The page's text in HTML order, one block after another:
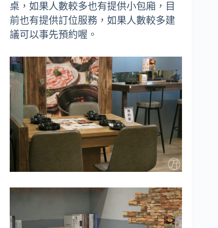
桌，如果人數較多也有提供小包廂，目
前也有提供訂位服務，如果人數較多建
議可以事先預約喔。